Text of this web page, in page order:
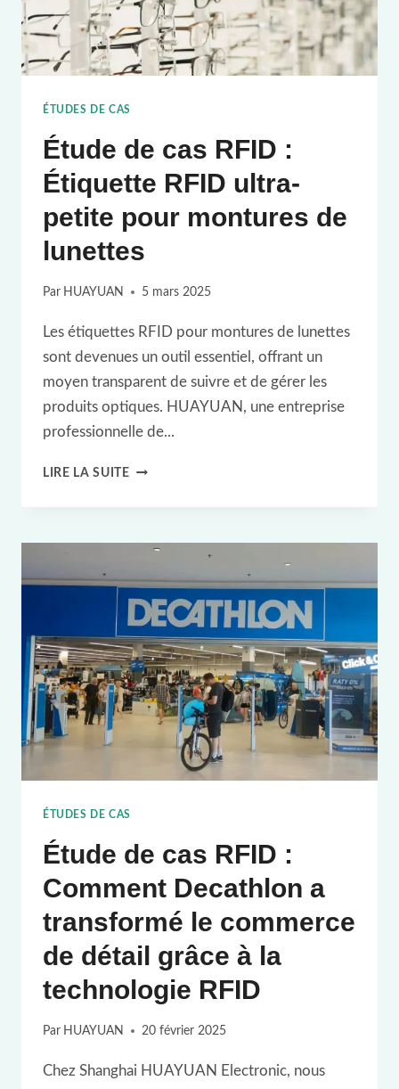
CHAÎNE
D'APPROVISIONNEMENT
À
UNE
RFID
À
POUR
GESTION
DES
PARFUMS
ÉTUDES DE CAS
Étude de cas RFID :
Étiquette RFID ultra-
petite pour montures de
lunettes
Par HUAYUAN 5 mars 2025
Les étiquettes RFID pour montures de lunettes
sont devenues un outil essentiel, offrant un
moyen transparent de suivre et de gérer les
produits optiques. HUAYUAN, une entreprise
professionnelle de...
LIRE LA SUITEÉTUDE
RFID
ÉTIQUETTE
RFID
ULTRA-
PETITE
POUR
MONTURES
LUNETTES
ÉTUDES DE CAS
Étude de cas RFID :
Comment Decathlon a
transformé le commerce
de détail grâce à la
technologie RFID
Par HUAYUAN 20 février 2025
Chez Shanghai HUAYUAN Electronic, nous